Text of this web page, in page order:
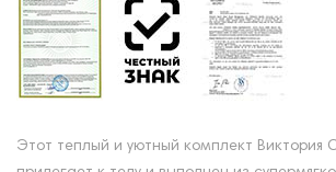
Этот теплый и уютный комплект Виктория